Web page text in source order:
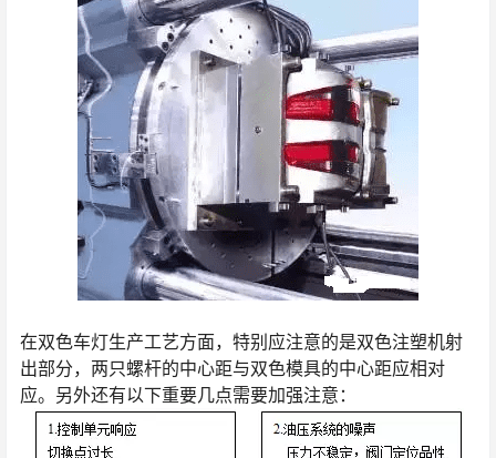
在双色车灯生产工艺方面，特别应注意的是双色注塑机射
出部分，两只螺杆的中心距与双色模具的中心距应相对
应。另外还有以下重要几点需要加强注意：